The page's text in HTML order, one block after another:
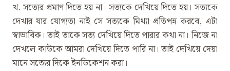
খ. সত্যের প্রমাণ দিতে হয় না। সত্যকে দেখিয়ে দিতে হয়। সত্যকে
দেখার যার যোগ্যতা নাই সে সত্যকে মিথ্যা প্রতিপন্ন করবে, এটা
স্বাভাবিক। তাই তাকে সত্য দেখিয়ে দিতে পারার কথা না। নিজে না
দেখলে কাউকে আমরা দেখিয়ে দিতে পারি না। তাই দেখিয়ে দেয়া
মানে সত্যের দিকে ইনডিকেশন করা।